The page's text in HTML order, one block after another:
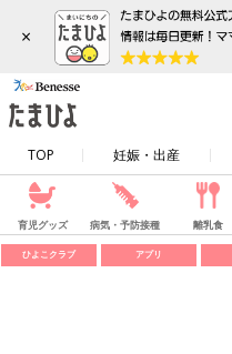
×
TOP 妊娠・出産
育児グッズ 病気・予防接種 離乳食
ひよこクラブ アプリ